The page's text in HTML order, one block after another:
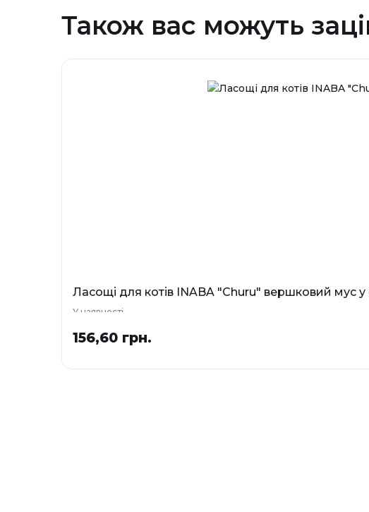
Також вас можуть
Ласощі для котів INABA "Churu" вершковий мус
У наявності
156,60 грн.